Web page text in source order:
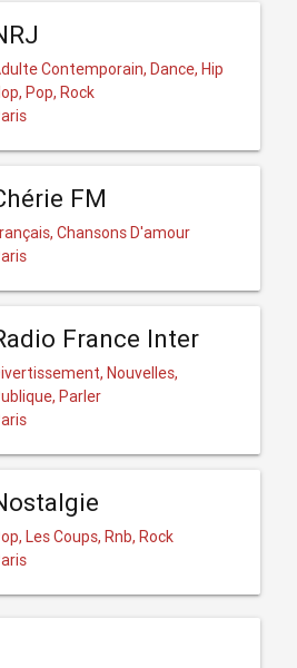
Contemporain, Dance, Hip
Pop, Rock
FM
Chansons D'amour
France Inter
Nouvelles,
Parler
Les Coups, Rnb, Rock